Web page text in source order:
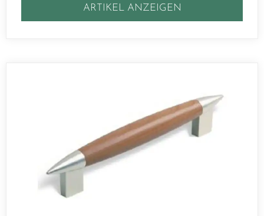
ARTIKEL ANZEIGEN